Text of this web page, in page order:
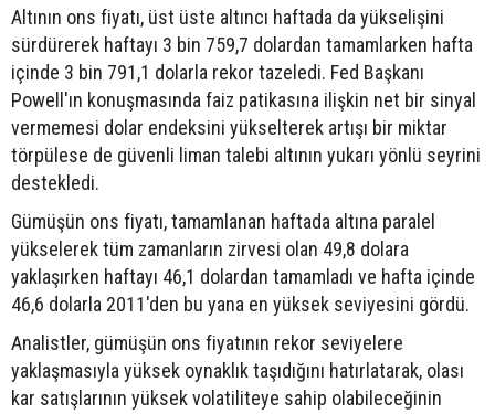
Altının ons fiyatı, üst üste altıncı haftada da yükselişini
sürdürerek haftayı 3 bin 759,7 dolardan tamamlarken hafta
içinde 3 bin 791,1 dolarla rekor tazeledi. Fed Başkanı
Powell'ın konuşmasında faiz patikasına ilişkin net bir sinyal
vermemesi dolar endeksini yükselterek artışı bir miktar
törpülese de güvenli liman talebi altının yukarı yönlü seyrini
destekledi.
Gümüşün ons fiyatı, tamamlanan haftada altına paralel
yükselerek tüm zamanların zirvesi olan 49,8 dolara
yaklaşırken haftayı 46,1 dolardan tamamladı ve hafta içinde
46,6 dolarla 2011'den bu yana en yüksek seviyesini gördü.
Analistler, gümüşün ons fiyatının rekor seviyelere
yaklaşmasıyla yüksek oynaklık taşıdığını hatırlatarak, olası
kar satışlarının yüksek volatiliteye sahip olabileceğinin